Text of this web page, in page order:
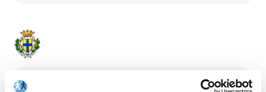
20/03/18 - Pomeriggio di Studio